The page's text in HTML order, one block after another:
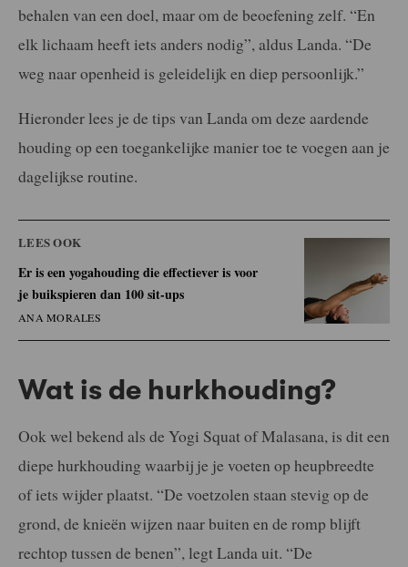
behalen van een doel, maar om de beoefening zelf. “En
elk lichaam heeft iets anders nodig”, aldus Landa. “De
weg naar openheid is geleidelijk en diep persoonlijk.”
Hieronder lees je de tips van Landa om deze aardende
houding op een toegankelijke manier toe te voegen aan je
dagelijkse routine.
LEES OOK
Er is een yogahouding die effectiever is voor
je buikspieren dan 100 sit-ups
ANA MORALES
Wat is de hurkhouding?
Ook wel bekend als de Yogi Squat of Malasana, is dit een
diepe hurkhouding waarbij je je voeten op heupbreedte
of iets wijder plaatst. “De voetzolen staan stevig op de
grond, de knieën wijzen naar buiten en de romp blijft
rechtop tussen de benen”, legt Landa uit. “De